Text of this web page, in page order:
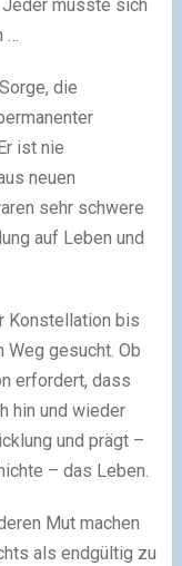
musste sich
…
die
ist nie
neuen
sehr schwere
auf Leben und
Konstellation bis
Weg gesucht. Ob
erfordert, dass
hin und wieder
und prägt –
– das Leben.
Mut machen
als endgültig zu